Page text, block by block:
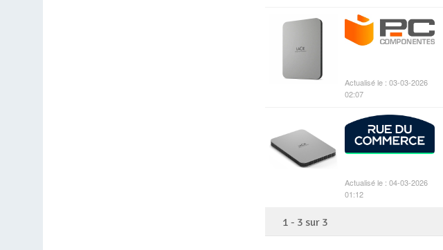
Actualisé le : 03-03-2026
02:07
Actualisé le : 04-03-2026
01:12
1 - 3 sur 3